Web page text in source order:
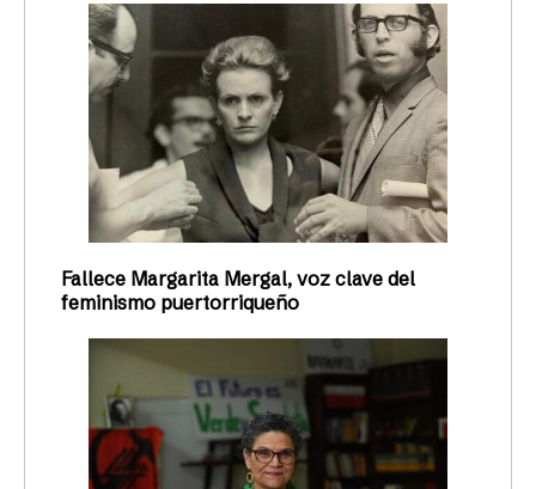
Fallece Margarita Mergal, voz clave del
feminismo puertorriqueño